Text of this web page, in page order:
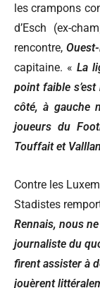
les crampons
d’Esch (ex-
rencontre,
capitaine. «La
point faible
côté, à gauche
joueurs du
Touffait et
Contre les
Stadistes
Rennais, nous
journaliste du
firent assister à
jouèrent